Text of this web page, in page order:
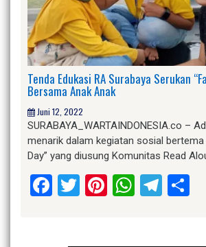
Tenda Edukasi RA Surabaya Serukan
Bersama Anak Anak
Juni 12, 2022
SURABAYA_WARTAINDONESIA.co –
menarik dalam kegiatan sosial bertema
Day” yang diusung Komunitas Read
Facebook
Twitter
Pinterest